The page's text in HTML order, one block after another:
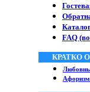
FAQ
КРАТКО